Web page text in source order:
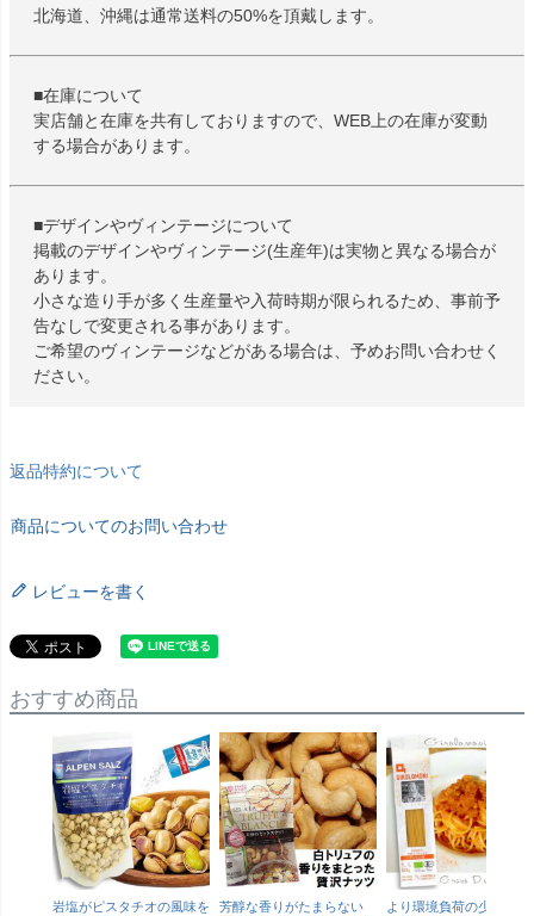
北海道、沖縄は通常送料の50%を頂戴します。
■在庫について
実店舗と在庫を共有しておりますので、WEB上の在庫が変動
する場合があります。
■デザインやヴィンテージについて
掲載のデザインやヴィンテージ(生産年)は実物と異なる場合が
あります。
小さな造り手が多く生産量や入荷時期が限られるため、事前予
告なしで変更される事があります。
ご希望のヴィンテージなどがある場合は、予めお問い合わせく
ださい。
返品特約について
商品についてのお問い合わせ
レビューを書く
おすすめ商品
岩塩がピスタチオの風味を
芳醇な香りがたまらない
より環境負荷の少ない紙